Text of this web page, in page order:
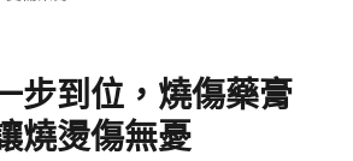
步到位，燒傷藥膏
燒燙傷無憂